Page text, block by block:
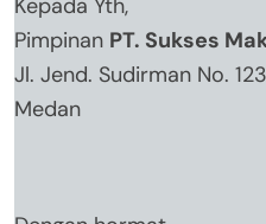
Pimpinan PT. Sukses
Jl. Jend. Sudirman No. 123
Medan